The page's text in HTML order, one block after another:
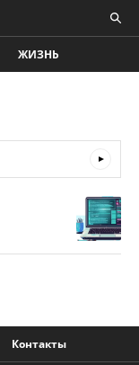
ЖИЗНЬ
Контакты